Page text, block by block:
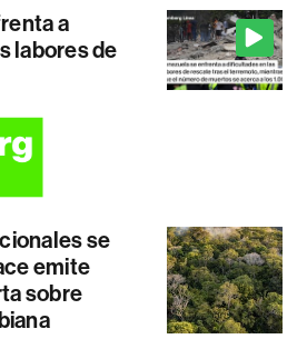
a
labores de
se
emite
sobre